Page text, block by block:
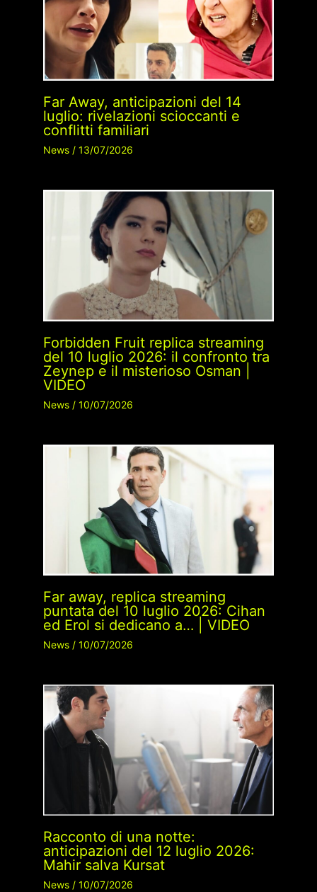
Far Away, anticipazioni del 14
luglio: rivelazioni scioccanti e
conflitti familiari
News/ 13/07/2026
Forbidden Fruit replica streaming
del 10 luglio 2026: il confronto tra
Zeynep e il misterioso Osman |
VIDEO
News/ 10/07/2026
Far away, replica streaming
puntata del 10 luglio 2026: Cihan
ed Erol si dedicano a… | VIDEO
News/ 10/07/2026
Racconto di una notte:
anticipazioni del 12 luglio 2026:
Mahir salva Kursat
News/ 10/07/2026